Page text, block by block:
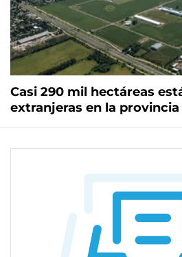
Casi 290 mil hectáreas
extranjeras en la